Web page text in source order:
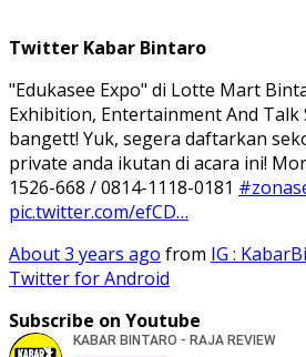
Twitter Kabar Bintaro
"Edukasee Expo" di Lotte Mart
Exhibition, Entertainment And Talk
bangett! Yuk, segera daftarkan
private anda ikutan di acara ini!
1526-668 / 0814-1118-0181
pic.twitter.com/efCD…
About 3 years ago from IG :
Twitter for Android
Subscribe on Youtube